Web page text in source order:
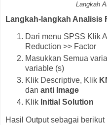
Langkah
Langkah-langkah Analisis
Dari menu SPSS Klik
Reduction >> Factor
Masukkan Semua
variable (s)
Klik Descriptive, Klik
dan anti Image
Klik Initial Solution
Hasil Output sebagai berikut